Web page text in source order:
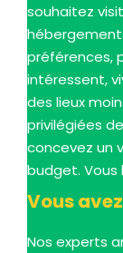
souhaitez
préférences,
intéressent,
des lieux
privilégiées
concevez un
budget. Vous
Vous
Nos experts